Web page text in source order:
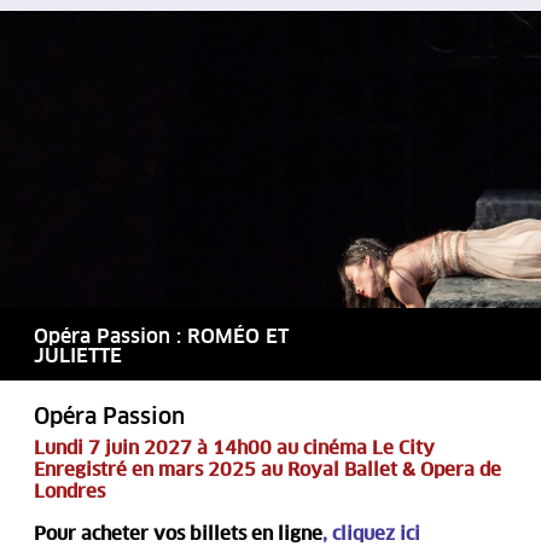
Opéra Passion : ROMÉO ET
JULIETTE
Opéra Passion
Lundi 7 juin 2027 à 14h00 au cinéma Le City
Enregistré en mars 2025 au Royal Ballet & Opera de
Londres
Pour acheter vos billets en ligne, cliquez ici